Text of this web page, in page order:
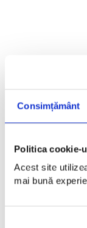
Consimțământ
Politica cookie-
Acest site
mai bună